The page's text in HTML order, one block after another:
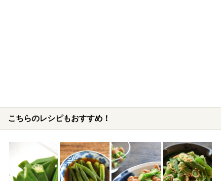
こちらのレシピもおすすめ！